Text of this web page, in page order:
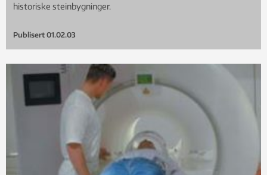
historiske steinbygninger.
Publisert 01.02.03